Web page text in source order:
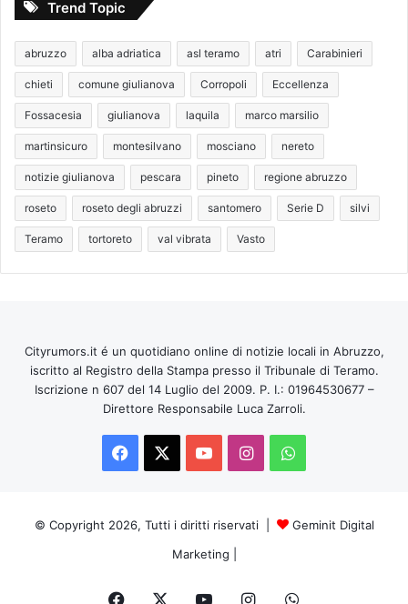
Trend Topic
abruzzo alba adriatica asl teramo atri Carabinieri
chieti comune giulianova Corropoli Eccellenza
Fossacesia giulianova laquila marco marsilio
martinsicuro montesilvano mosciano nereto
notizie giulianova pescara pineto regione abruzzo
roseto roseto degli abruzzi santomero Serie D silvi
Teramo tortoreto val vibrata Vasto
Cityrumors.it é un quotidiano online di notizie locali in Abruzzo,
iscritto al Registro della Stampa presso il Tribunale di Teramo.
Iscrizione n 607 del 14 Luglio del 2009. P. I.: 01964530677 –
Direttore Responsabile Luca Zarroli.
Facebook
You InstagramWhatsApp
© Copyright 2026, Tutti i diritti riservati |
Geminit Digital
Marketing
Facebook InstagramWhatsApp